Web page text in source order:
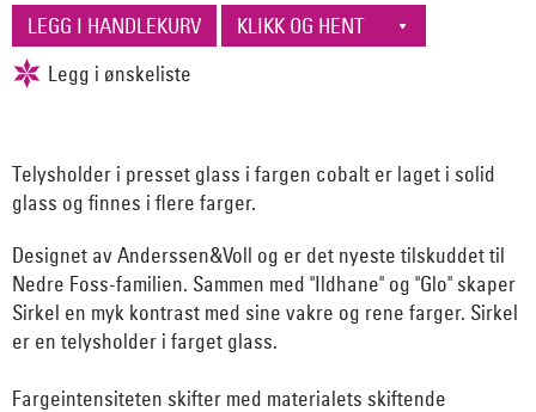
Telysholder i presset glass i fargen cobalt er laget i solid
glass og finnes i flere farger.
Designet av Anderssen&Voll og er det nyeste tilskuddet til
Nedre Foss-familien. Sammen med "Ildhane" og "Glo" skaper
Sirkel en myk kontrast med sine vakre og rene farger. Sirkel
er en telysholder i farget glass.
Fargeintensiteten skifter med materialets skiftende